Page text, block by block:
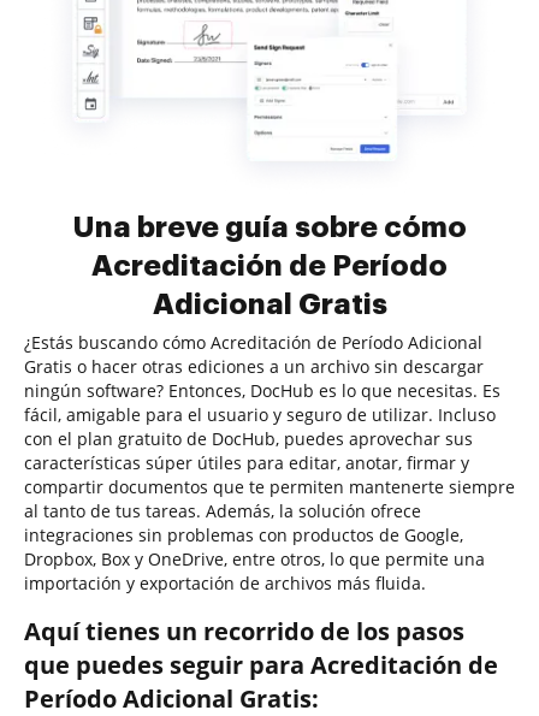
Una breve guía sobre cómo
Acreditación de Período
Adicional Gratis
¿Estás buscando cómo Acreditación de Período Adicional
Gratis o hacer otras ediciones a un archivo sin descargar
ningún software? Entonces, DocHub es lo que necesitas. Es
fácil, amigable para el usuario y seguro de utilizar. Incluso
con el plan gratuito de DocHub, puedes aprovechar sus
características súper útiles para editar, anotar, firmar y
compartir documentos que te permiten mantenerte siempre
al tanto de tus tareas. Además, la solución ofrece
integraciones sin problemas con productos de Google,
Dropbox, Box y OneDrive, entre otros, lo que permite una
importación y exportación de archivos más fluida.
Aquí tienes un recorrido de los pasos
que puedes seguir para Acreditación de
Período Adicional Gratis: